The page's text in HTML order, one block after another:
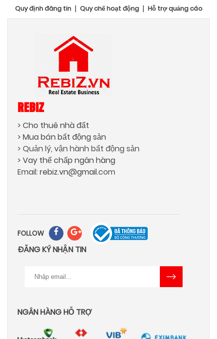
Quy định đăng tin Quy chế hoạt động Hỗ trợ quảng cáo
REBIZ
> Cho thuê nhà đất
> Mua bán bất động sản
> Quản lý, vận hành bất động sản
> Vay thế chấp ngân hàng
Email:rebiz.vn@gmail.com
FOLLOW
ĐĂNG KÝ NHẬN TIN
NGÂN HÀNG HỖ TRỢ